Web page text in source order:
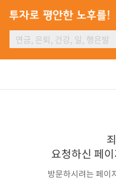
요청하신 페
방문하시려는 페이